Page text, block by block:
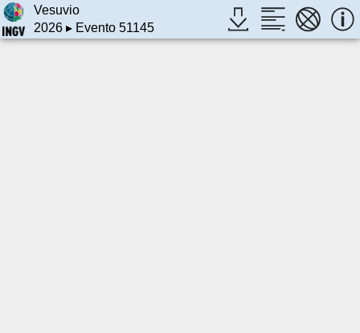
Vesuvio
2026▸ Evento 51145